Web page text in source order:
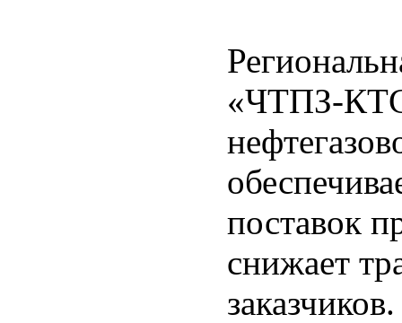
«ЧТПЗ-
поставок
снижает
заказчиков.